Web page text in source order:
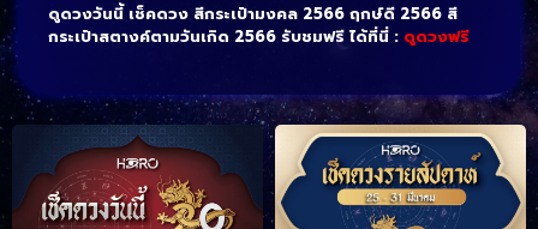
ดูดวงวันนี้ เช็คดวง สีกระเป๋ามงคล 2566 ฤกษ์ดี 2566 สี
กระเป๋าสตางค์ตามวันเกิด 2566 รับชมฟรี ได้ที่นี่ : ดูดวงฟรี